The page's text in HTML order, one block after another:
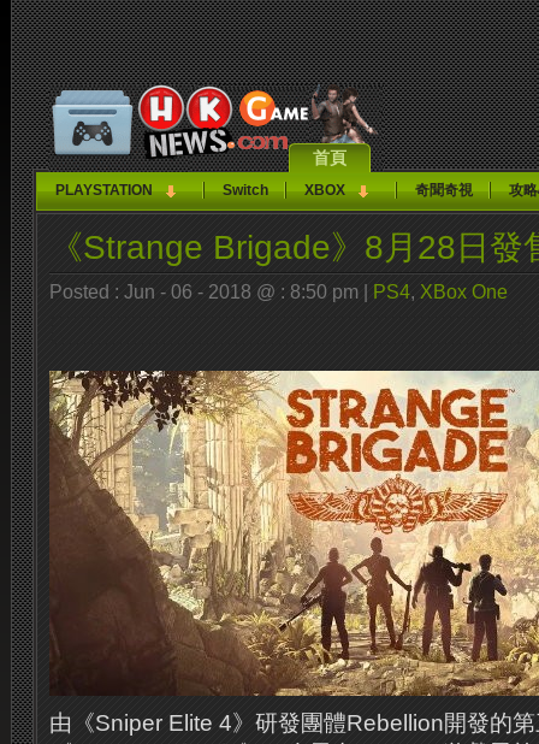
首頁
PLAYSTATION Switch XBOX 奇聞奇視 攻
《Strange Brigade》8月28日發
Posted : Jun - 06 - 2018 @ : 8:50 pm | PS4, XBox One
由《Sniper Elite 4》研發團體Rebellion開發的